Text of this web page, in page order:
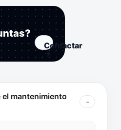
Contactar
→
mantenimiento